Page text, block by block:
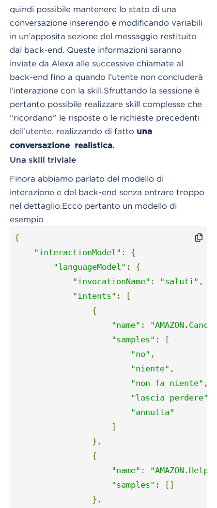
quindi possibile mantenere lo stato di una
conversazione inserendo e modificando variabili
in un’apposita sezione del messaggio restituito
dal back-end. Queste informazioni saranno
inviate da Alexa alle successive chiamate al
back-end fino a quando l’utente non concluderà
l’interazione con la skill.Sfruttando la sessione è
pertanto possibile realizzare skill complesse che
“ricordano” le risposte o le richieste precedenti
dell’utente, realizzando di fatto una
conversazione realistica.
Una skill triviale
Finora abbiamo parlato del modello di
interazione e del back-end senza entrare troppo
nel dettaglio.Ecco pertanto un modello di
esempio
{
"interactionModel" :
{
"languageModel" :
{
"invocationName" : "saluti" ,
"intents" :
[
{
"name" :
"samples" :
[
"no" ,
"niente" ,
"non fa niente" ,
"lascia perdere"
"annulla"
]
},
{
"name" :
"samples" :
[]
},